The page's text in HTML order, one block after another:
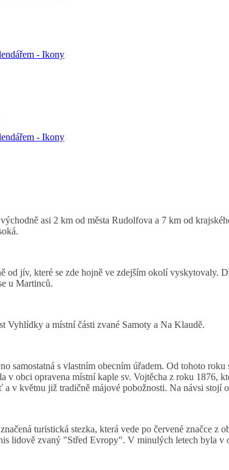
asi 2 km od města Rudolfova a 7 km od
od jív, které se zde hojně ve zdejším okolí
u Martinců.
Vyhlídky a místní části zvané Samoty a Na Klaudě.
samostatná s vlastním obecním úřadem. Od tohoto
v obci opravena místní kaple sv. Vojtěcha z roku 1876,
a v květnu již tradičně májové pobožnosti. Na návsi
turistická stezka, která vede po červené značce
lidově zvaný "Střed Evropy". V minulých letech byla v